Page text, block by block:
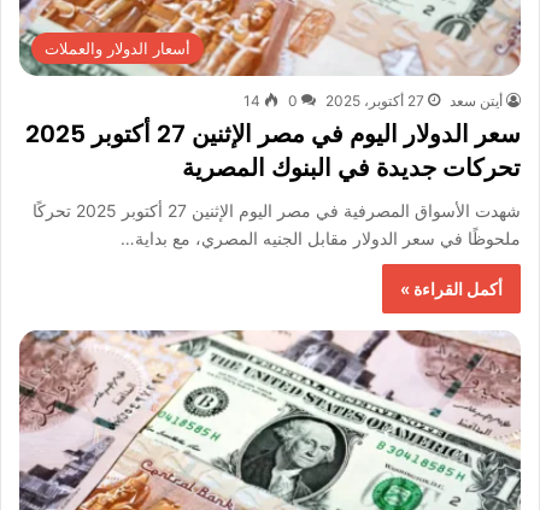
أسعار الدولار والعملات
أيتن سعد 27 أكتوبر، 2025 0
14
سعر الدولار اليوم في مصر الإثنين 27 أكتوبر 2025
تحركات جديدة في البنوك المصرية
شهدت الأسواق المصرفية في مصر اليوم الإثنين 27 أكتوبر 2025 تحركًا
ملحوظًا في سعر الدولار مقابل الجنيه المصري، مع بداية…
أكمل القراءة »